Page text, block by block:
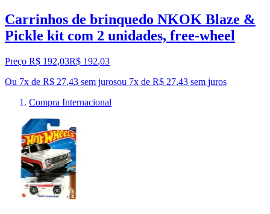
Carrinhos de brinquedo NKOK Blaze &
Pickle kit com 2 unidades, free-wheel
Preço R$ 192,03R$ 192,03
Ou 7x de R$ 27,43 sem jurosou 7x de R$ 27,43 sem juros
Compra Internacional